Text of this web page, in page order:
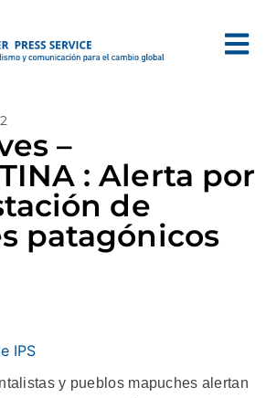
–
: Alerta por
de
patagónicos
IPS
y pueblos mapuches alertan